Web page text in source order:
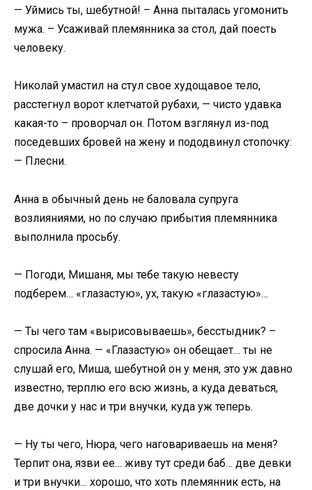
— Уймись ты, шебутной! – Анна пыталась угомонить
мужа. – Усаживай племянника за стол, дай поесть
человеку.
Николай умастил на стул свое худощавое тело,
расстегнул ворот клетчатой рубахи, — чисто удавка
какая-то – проворчал он. Потом взглянул из-под
поседевших бровей на жену и пододвинул стопочку:
— Плесни.
Анна в обычный день не баловала супруга
возлияниями, но по случаю прибытия племянника
выполнила просьбу.
— Погоди, Мишаня, мы тебе такую невесту
подберем… «глазастую», ух, такую «глазастую»…
— Ты чего там «вырисовываешь», бесстыдник? –
спросила Анна. — «Глазастую» он обещает… ты не
слушай его, Миша, шебутной он у меня, это уж давно
известно, терплю его всю жизнь, а куда деваться,
две дочки у нас и три внучки, куда уж теперь.
— Ну ты чего, Нюра, чего наговариваешь на меня?
Терпит она, язви ее… живу тут среди баб… две девки
и три внучки… хорошо, что хоть племянник есть, на